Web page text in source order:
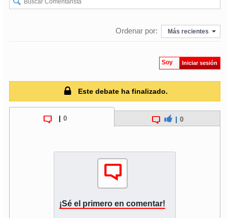
Ordenar por: Más recientes
Soy Iniciar sesión
Este debate ha finalizado.
0 0
¡Sé el primero en comentar!